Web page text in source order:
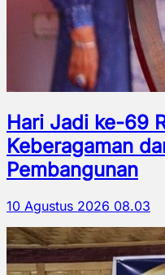
Hari Jadi ke-69
Keberagaman
Pembangunan
10 Agustus 2026 08.03